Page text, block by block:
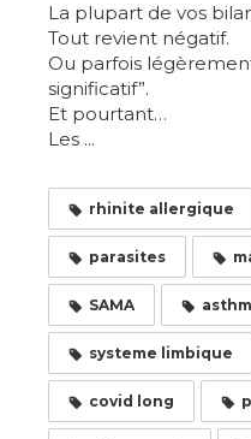
La plupart de vos
Tout revient négatif.
Ou parfois
significatif”.
Et pourtant…
Les ...
rhinite allergique
parasites
SAMA
systeme limbique
covid long